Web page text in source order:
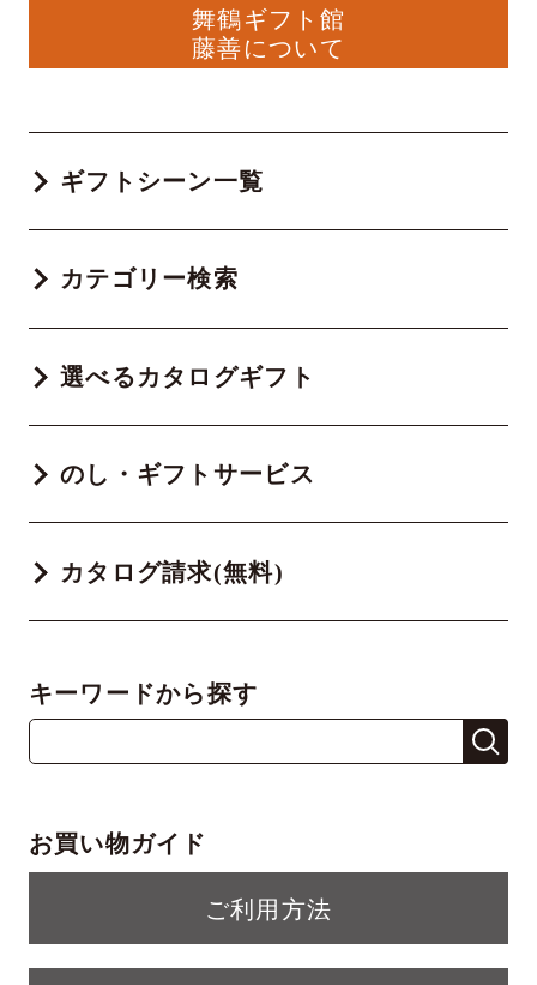
舞鶴ギフト館
藤善について
ギフトシーン一覧
カテゴリー検索
選べるカタログギフト
のし・ギフトサービス
カタログ請求(無料)
キーワードから探す
お買い物ガイド
ご利用方法